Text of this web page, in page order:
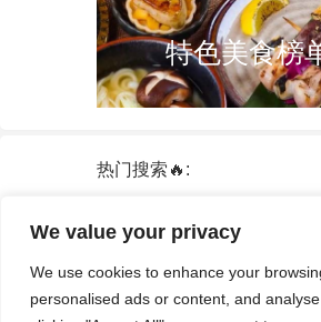
We value your privacy
We use cookies to enhance your
personalised ads or content, and
特色美食榜
热门搜索🔥:
泰国
中国 火车票
签证
酒店